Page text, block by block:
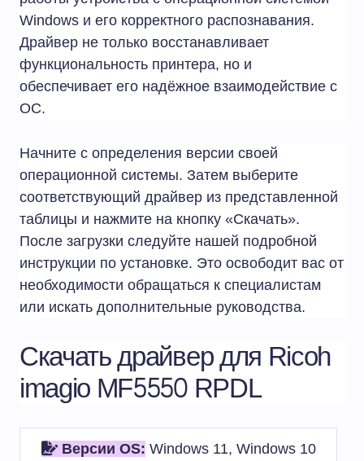
Windows и его корректного распознавания.
Драйвер не только восстанавливает
функциональность принтера, но и
обеспечивает его надёжное взаимодействие с
ОС.
Начните с определения версии своей
операционной системы. Затем выберите
соответствующий драйвер из представленной
таблицы и нажмите на кнопку «Скачать».
После загрузки следуйте нашей подробной
инструкции по установке. Это освободит вас от
необходимости обращаться к специалистам
или искать дополнительные руководства.
Скачать драйвер для Ricoh
imagio MF5550 RPDL
Версии OS: Windows 11, Windows 10